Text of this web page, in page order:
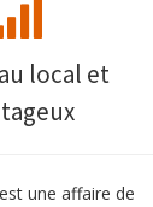
local et
une affaire de